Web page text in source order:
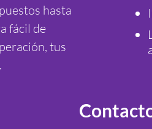
hasta
fácil de
tus